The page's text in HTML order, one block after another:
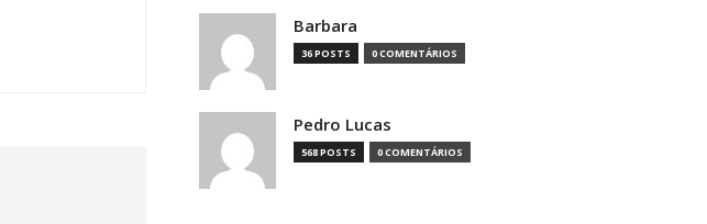
Barbara
36 POSTS 0 COMENTÁRIOS
Pedro Lucas
568 POSTS 0 COMENTÁRIOS